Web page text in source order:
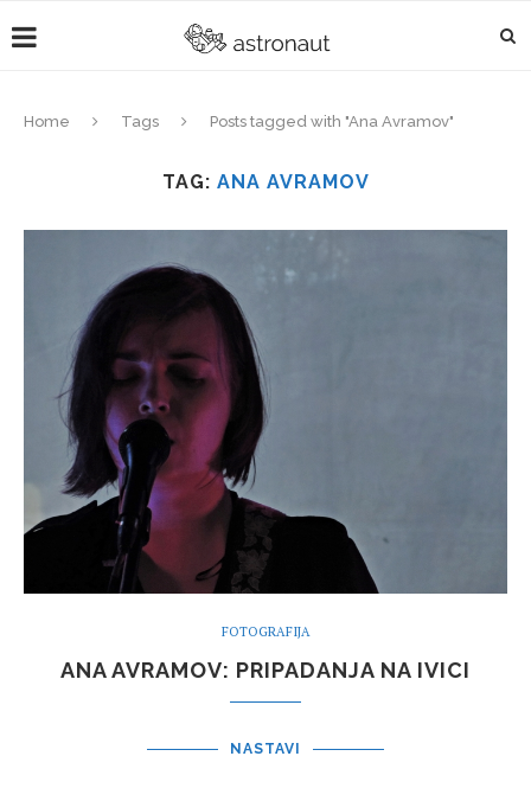
Home Tags Posts tagged with "Ana Avramov"
TAG: ANA AVRAMOV
FOTOGRAFIJA
ANA AVRAMOV: PRIPADANJA NA IVICI
NASTAVI